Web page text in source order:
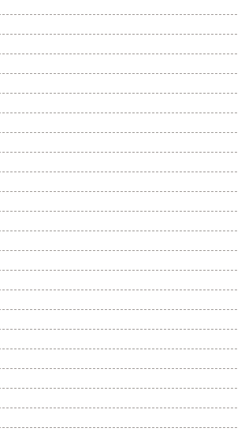
さいね
外壁や屋根の表面に塗装してで
屋外で紫外線、雨風、排気ガスなどにさ
しやすくなりましたね
いただきます
先日、弊社が日本ペイン
より優良施工会社として表彰されました
した
2020/11/10
HAPPY HALLOWEEN
＊湘南の
外壁塗装専門店＊
ちょっとご無沙汰してる間にもう11月も
していますね
2020年もあっとゆう間
～
今年はコロナの影響で色々なイベン
いですね… ですが、先日ブログでもお伝
...
2020/11/02
ウェット完成
＊湘南の外壁塗装専
門店＊
こんにちは!! 今週も１週間始まりました
す
今日も１日頑張りましょう
さて
グで書いた、小倉氏のオーダーしたウェ
た
着心地抜群の様です
はおち